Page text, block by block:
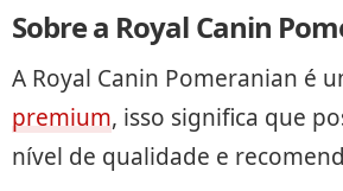
Sobre a Royal Canin
A Royal Canin Pomeranian é
premium, isso significa que
nível de qualidade e